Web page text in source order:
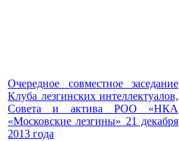
Очередное совместное заседание
Клуба лезгинских интеллектуалов,
Совета и актива РОО «НКА
«Московские лезгины» 21 декабря
2013 года